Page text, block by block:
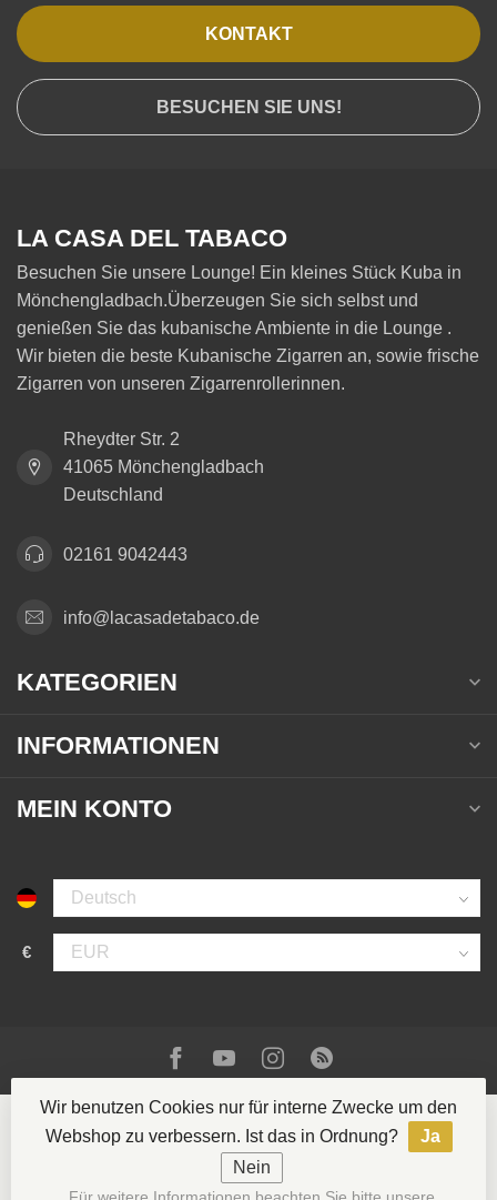
KONTAKT
BESUCHEN SIE UNS!
LA CASA DEL TABACO
Besuchen Sie unsere Lounge! Ein kleines Stück Kuba in
Mönchengladbach.Überzeugen Sie sich selbst und
genießen Sie das kubanische Ambiente in die Lounge .
Wir bieten die beste Kubanische Zigarren an, sowie frische
Zigarren von unseren Zigarrenrollerinnen.
Rheydter Str. 2
41065 Mönchengladbach
Deutschland
02161 9042443
info@lacasadetabaco.de
KATEGORIEN
INFORMATIONEN
MEIN KONTO
€
© Copyright 2026 La Casa del Tabaco- Powered by
Wir benutzen Cookies nur für interne Zwecke um den
Webshop zu verbessern. Ist das in Ordnung?
Ja
Nein